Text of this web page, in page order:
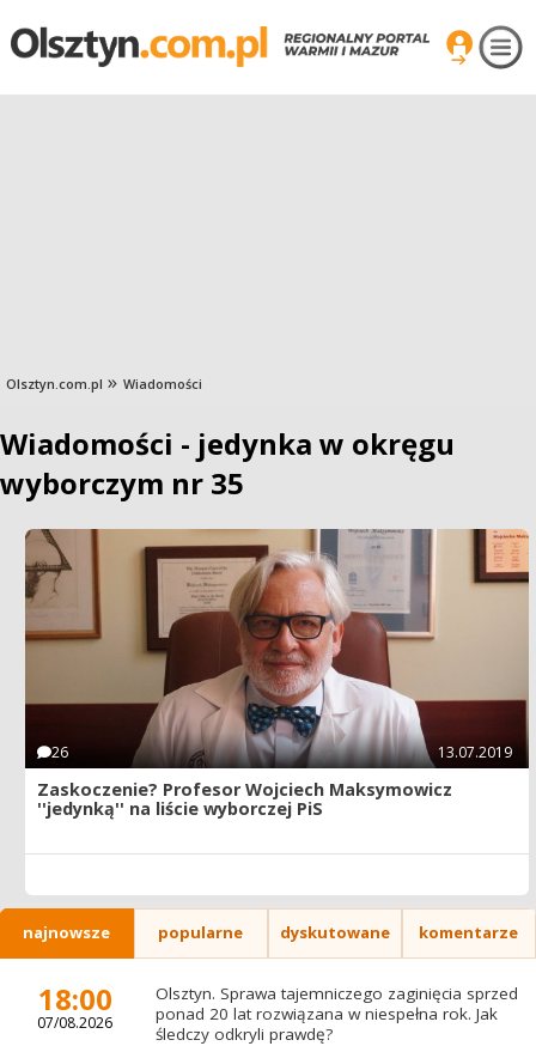
Olsztyn.com.pl Wiadomości
Wiadomości - jedynka w okręgu
wyborczym nr 35
26 13.07.2019
Zaskoczenie? Profesor Wojciech Maksymowicz
''jedynką'' na liście wyborczej PiS
najnowsze popularne dyskutowane komentarze
18:00
07/08.2026
Olsztyn. Sprawa tajemniczego zaginięcia sprzed
ponad 20 lat rozwiązana w niespełna rok. Jak
śledczy odkryli prawdę?